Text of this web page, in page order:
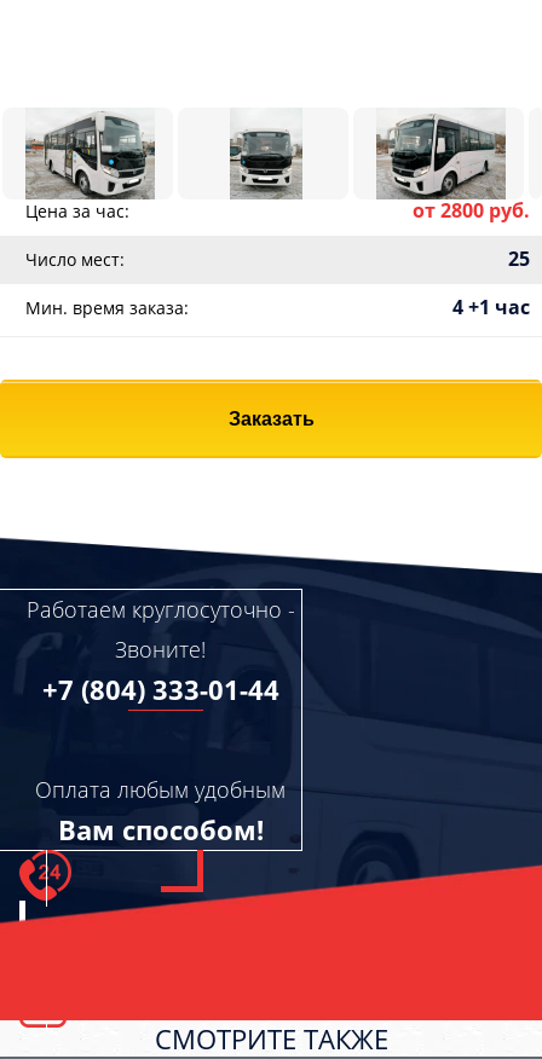
Цена за час: от 2800 руб.
Число мест: 25
Мин. время заказа: 4 +1 час
Заказать
Работаем круглосуточно -
Звоните!
+7 (804) 333-01-44
Оплата любым удобным
Вам способом!
СМОТРИТЕ ТАКЖЕ